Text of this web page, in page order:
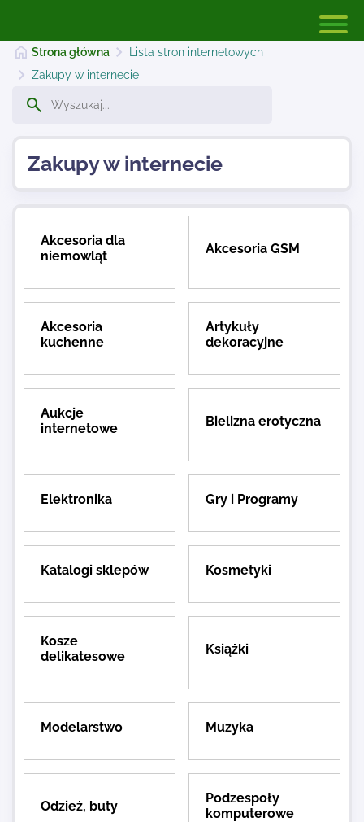
Dodaj stronę
Najnowsze
Kontakt
Strona główna
Lista stron internetowych
Zakupy w internecie
Zakupy w internecie
Akcesoria dla
niemowląt
Akcesoria GSM
Akcesoria
kuchenne
Artykuły
dekoracyjne
Aukcje
internetowe
Bielizna erotyczna
Elektronika Gry i Programy
Katalogi sklepów Kosmetyki
Kosze
delikatesowe
Książki
Modelarstwo Muzyka
Odzież, buty
Podzespoły
komputerowe